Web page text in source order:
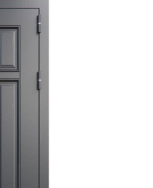
Для дачи
Для бани
Для магазина
Для электрощитовой